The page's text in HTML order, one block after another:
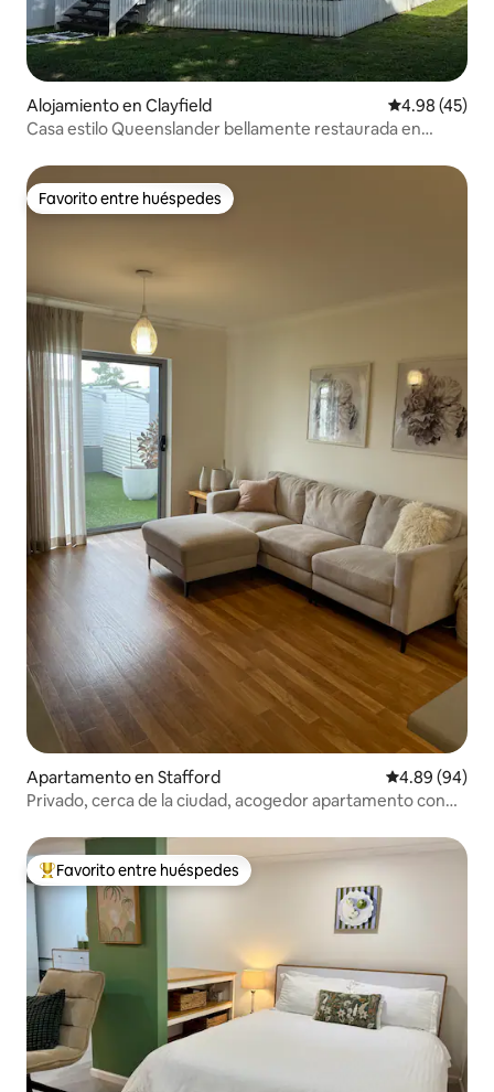
Alojamiento en Clayfield Calificación
4.98 (45)
Casa estilo Queenslander bellamente restaurada en
Favorito entre huéspedes
Favorito entre huéspedes
Apartamento en Stafford Calificación
4.89 (94)
Privado, cerca de la ciudad, acogedor apartamento con
Favorito entre huéspedes preferido
Favorito entre huéspedes